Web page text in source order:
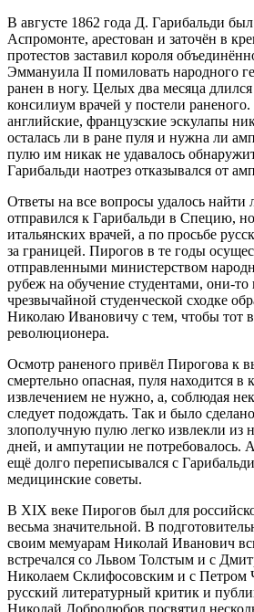
В августе 1862 года Д. Гарибальди
Аспромонте, арестован и заточён в
протестов заставил короля
Эммануила II помиловать народного
ранен в ногу. Целых два месяца
консилиум врачей у постели
английские, французские эскулапы
осталась ли в ране пуля и нужна ли
пулю им никак не удавалось
Гарибальди наотрез отказывался от
Ответы на все вопросы удалось
отправился к Гарибальди в Специю,
итальянских врачей, а по просьбе
за границей. Пирогов в те годы
отправленными министерством
рубеж на обучение студентами, они-
чрезвычайной студенческой сходке
Николаю Ивановичу с тем, чтобы тот
революционера.
Осмотр раненого привёл Пирогова к
смертельно опасная, пуля находится в
извлечением не нужно, а, соблюдая
следует подождать. Так и было
злополучную пулю легко извлекли из
дней, и ампутации не
ещё долго переписывался с
медицинские советы.
В ХIХ веке Пирогов был для
весьма значительной. В
своим мемуарам Николай Иванович
встречался со Львом Толстым и с
Николаем Склифосовским и с Петром
русский литературный критик и
Николай Добролюбов посвятил